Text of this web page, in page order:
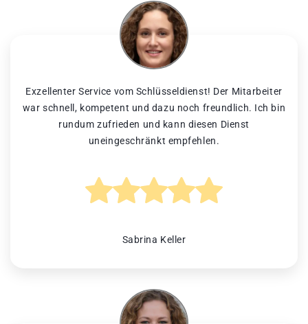
Exzellenter Service vom Schlüsseldienst! Der Mitarbeiter
war schnell, kompetent und dazu noch freundlich. Ich bin
rundum zufrieden und kann diesen Dienst
uneingeschränkt empfehlen.
Sabrina Keller